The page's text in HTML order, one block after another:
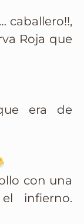
caballero!!,
Roja que
era de
con una
infierno.